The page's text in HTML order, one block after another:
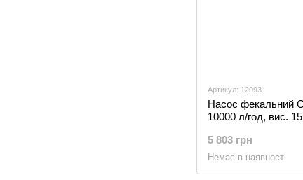
Артикул: 12093
Насос фекальний
10000 л/год, вис.
5 803 грн
Немає в наявності